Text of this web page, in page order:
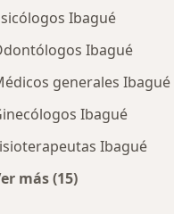
Ibagué
Ibagué
generales Ibagué
Ibagué
Ibagué
más (15)